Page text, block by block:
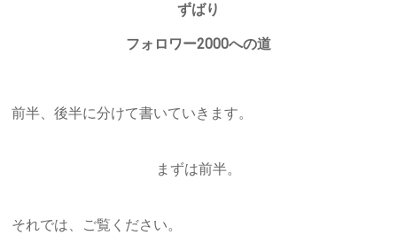
ずばり
フォロワー2000への道
前半、後半に分けて書いていきます。
まずは前半。
それでは、ご覧ください。